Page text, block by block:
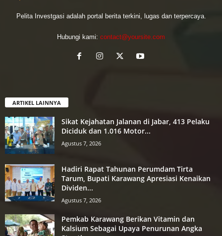
Pelita Investgasi adalah portal berita terkini, lugas dan terpercaya.
Hubungi kami: contact@yoursite.com
ARTIKEL LAINNYA
Sikat Kejahatan Jalanan di Jabar, 413 Pelaku
Diciduk dan 1.016 Motor...
Agustus 7, 2026
Hadiri Rapat Tahunan Perumdam Tirta
Tarum, Bupati Karawang Apresiasi Kenaikan
Dividen...
Agustus 7, 2026
Pemkab Karawang Berikan Vitamin dan
Kalsium Sebagai Upaya Penurunan Angka